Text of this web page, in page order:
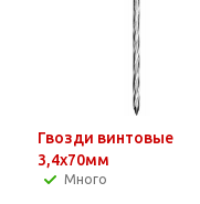
Гвозди винтовые
3,4х70мм
Много